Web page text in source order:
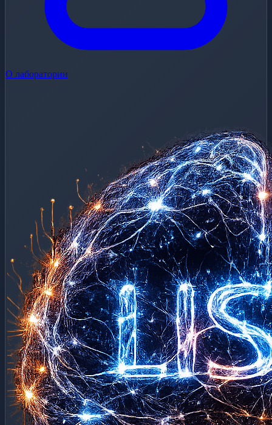
О лаборатории